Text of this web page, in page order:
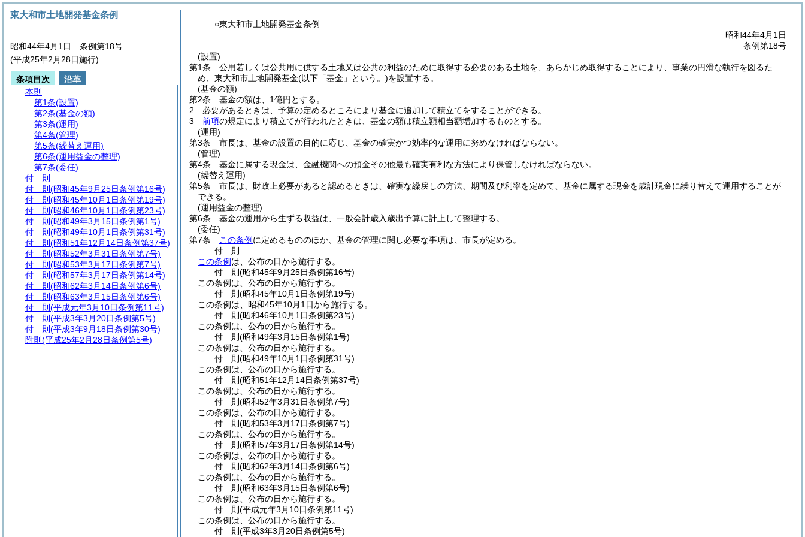
○東大和市土地開発基金条例
昭和44年4月1日
条例第18号
(設置)
第1条
公用若しくは公共用に供する土地又は公共の利益のために取得する必要のある土地を、あらかじめ取得することにより、事業の円滑な執行を図るた
め、東大和市土地開発基金(以下「基金」という。)を設置する。
(基金の額)
第2条
基金の額は、1億円とする。
2
必要があるときは、予算の定めるところにより基金に追加して積立てをすることができる。
3
前項の規定により積立てが行われたときは、基金の額は積立額相当額増加するものとする。
(運用)
第3条
市長は、基金の設置の目的に応じ、基金の確実かつ効率的な運用に努めなければならない。
(管理)
第4条
基金に属する現金は、金融機関への預金その他最も確実有利な方法により保管しなければならない。
(繰替え運用)
第5条
市長は、財政上必要があると認めるときは、確実な繰戻しの方法、期間及び利率を定めて、基金に属する現金を歳計現金に繰り替えて運用することが
できる。
(運用益金の整理)
第6条
基金の運用から生ずる収益は、一般会計歳入歳出予算に計上して整理する。
(委任)
第7条
この条例 に定めるもののほか、基金の管理に関し必要な事項は、市長が定める。
付 則
この条例 は、公布の日から施行する。
付 則(昭和45年9月25日条例第16号)
この条例は、公布の日から施行する。
付 則(昭和45年10月1日条例第19号)
この条例は、昭和45年10月1日から施行する。
付 則(昭和46年10月1日条例第23号)
この条例は、公布の日から施行する。
付 則(昭和49年3月15日条例第1号)
この条例は、公布の日から施行する。
付 則(昭和49年10月1日条例第31号)
この条例は、公布の日から施行する。
付 則(昭和51年12月14日条例第37号)
この条例は、公布の日から施行する。
付 則(昭和52年3月31日条例第7号)
この条例は、公布の日から施行する。
付 則(昭和53年3月17日条例第7号)
この条例は、公布の日から施行する。
付 則(昭和57年3月17日条例第14号)
この条例は、公布の日から施行する。
付 則(昭和62年3月14日条例第6号)
この条例は、公布の日から施行する。
付 則(昭和63年3月15日条例第6号)
この条例は、公布の日から施行する。
付 則(平成元年3月10日条例第11号)
この条例は、公布の日から施行する。
付 則(平成3年3月20日条例第5号)
東大和市土地開発基金条例
昭和44年4月1日 条例第18号
(平成25年2月28日施行)
条項目次
沿革
本則
第1条(設置)
第2条(基金の額)
第3条(運用)
第4条(管理)
第5条(繰替え運用)
第6条(運用益金の整理)
第7条(委任)
付 則
付 則 (昭和45年9月25日条例第16号)
付 則 (昭和45年10月1日条例第19号)
付 則 (昭和46年10月1日条例第23号)
付 則 (昭和49年3月15日条例第1号)
付 則 (昭和49年10月1日条例第31号)
付 則 (昭和51年12月14日条例第37号)
付 則 (昭和52年3月31日条例第7号)
付 則 (昭和53年3月17日条例第7号)
付 則 (昭和57年3月17日条例第14号)
付 則 (昭和62年3月14日条例第6号)
付 則 (昭和63年3月15日条例第6号)
付 則 (平成元年3月10日条例第11号)
付 則 (平成3年3月20日条例第5号)
付 則 (平成3年9月18日条例第30号)
附則 (平成25年2月28日条例第5号)